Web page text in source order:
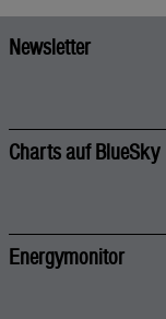
Newsletter
Charts auf BlueSky
Energymonitor